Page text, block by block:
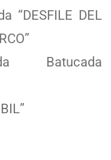
“DESFILE DEL
Batucada